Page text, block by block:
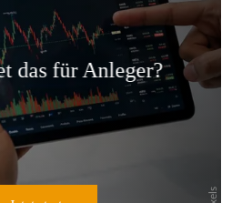
Überspringen